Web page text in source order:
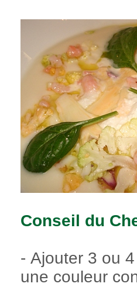
Conseil du
- Ajouter 3 ou
une couleur